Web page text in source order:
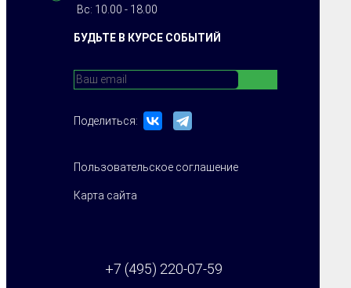
БУДЬТЕ В КУРСЕ СОБЫТИЙ
Поделиться:
Пользовательское соглашение
Карта сайта
Вс: 10.00 - 18.00
+7 (495) 220-07-59